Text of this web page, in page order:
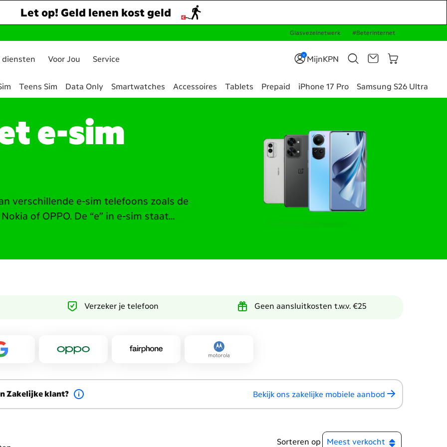
Glasvezelnetwerk #BeterInternet
diensten Voor Jou Service MijnKPN
Teens Sim Data Only Smartwatches Accessoires Tablets Prepaid iPhone 17 Pro
Samsung S26 Ultra
Let op! Geld lenen kost geld
e-sim
verschillende e-sim telefoons zoals de
of OPPO. De “e” in e-sim staat
simkaart door een stukje techniek
een fysiek (prepaid) simkaartje
2 mobiele netwerken. Zo maak je met
van het werk hebt. Met een e-sim
kun je gemakkelijk de e-sim
Verzeker je telefoon Geen aansluitkosten t.w.v. €25
Zakelijke klant? Bekijk ons zakelijke mobiele aanbod
Sorteren op